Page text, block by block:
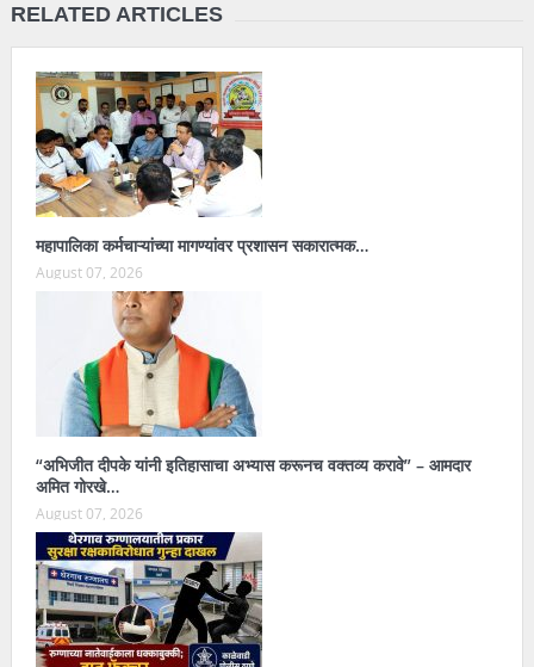
RELATED ARTICLES
महापालिका कर्मचाऱ्यांच्या मागण्यांवर प्रशासन सकारात्मक…
August 07, 2026
“अभिजीत दीपके यांनी इतिहासाचा अभ्यास करूनच वक्तव्य करावे” – आमदार
अमित गोरखे…
August 07, 2026